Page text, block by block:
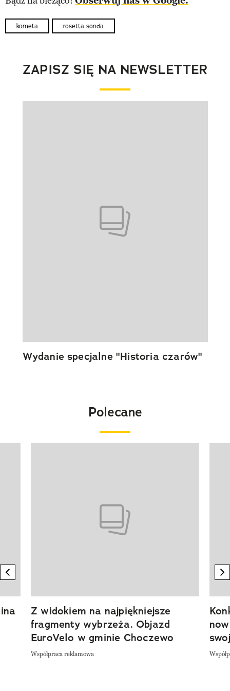
kometa rosetta sonda
ZAPISZ SIĘ NA NEWSLETTER
Wydanie specjalne "Historia czarów"
Polecane
previous element
Z widokiem na najpiękniejsze
fragmenty wybrzeża. Objazd
EuroVelo w gminie Choczewo
Współpraca reklamowa